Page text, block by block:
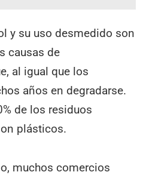
y su uso desmedido son
causas de
al igual que los
años en degradarse.
de los residuos
plásticos.
muchos comercios